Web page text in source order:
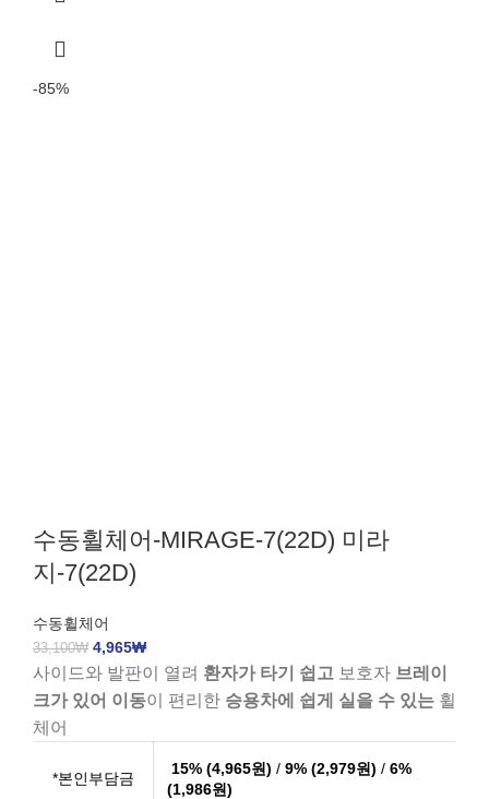
-85%
수동휠체어-MIRAGE-7(22D) 미라
지-7(22D)
수동휠체어
33,100₩ 4,965₩
사이드와 발판이 열려 환자가 타기 쉽고 보호자 브레이
크가 있어 이동이 편리한 승용차에 쉽게 실을 수 있는 휠
체어
*본인부담금
15% (4,965원) / 9% (2,979원) / 6%
(1,986원)